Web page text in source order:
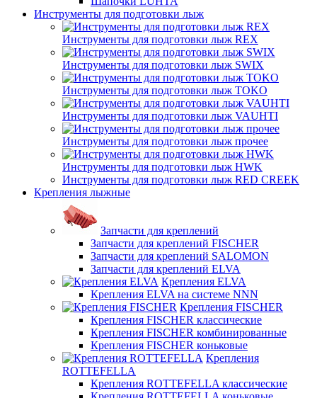
Инструменты для подготовки лыж
Инструменты для подготовки лыж REX
Инструменты для подготовки лыж SWIX
Инструменты для подготовки лыж TOKO
Инструменты для подготовки лыж VAUHTI
Инструменты для подготовки лыж прочее
Инструменты для подготовки лыж HWK
Инструменты для подготовки лыж RED CREEK
Крепления лыжные
Запчасти для креплений
Запчасти для креплений FISCHER
Запчасти для креплений SALOMON
Запчасти для креплений ELVA
Крепления ELVA
Крепления ELVA на системе NNN
Крепления FISCHER
Крепления FISCHER классические
Крепления FISCHER комбинированные
Крепления FISCHER коньковые
Крепления
ROTTEFELLA
Крепления ROTTEFELLA классические